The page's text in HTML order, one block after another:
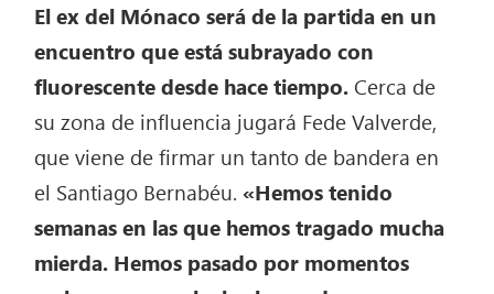
El ex del Mónaco será de la partida en un
encuentro que está subrayado con
fluorescente desde hace tiempo. Cerca de
su zona de influencia jugará Fede Valverde,
que viene de firmar un tanto de bandera en
el Santiago Bernabéu.«Hemos tenido
semanas en las que hemos tragado mucha
mierda. Hemos pasado por momentos